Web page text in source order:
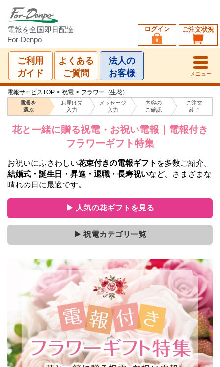
電報を全国即日配達
For-Denpo
ご注文状況
ログイン
ご利用
ガイド
よくある
ご質問
法人の
お客様
メニュー
電報サービスTOP > 祝電 > フラワー（生花）
電報を
選ぶ
お届け先
入力
メッセージ
入力
内容の
ご確認
ご注文
終了
花と一緒に贈る祝電・お祝い電報｜電報付き
フラワーギフト特集
お祝いにふさわしい花束付きの電報ギフト を多数ご紹介。
結婚式・誕生日・昇進・退職・長寿祝いなど、さまざまな
晴れの日に最適です。
▶ 人気の花ギフトを見る
▶ 祝電カテゴリ一覧